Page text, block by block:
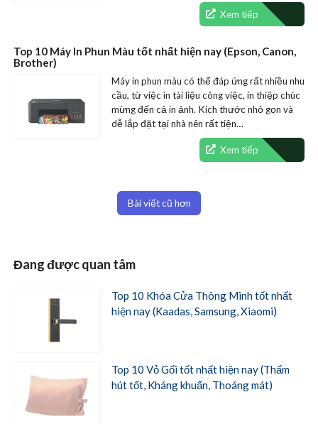
Xem tiếp
Top 10 Máy In Phun Màu tốt nhất hiện nay (Epson, Canon,
Brother)
Máy in phun màu có thể đáp ứng rất nhiều nhu
cầu, từ việc in tài liệu công việc, in thiệp chúc
mừng đến cả in ảnh. Kích thước nhỏ gọn và
dễ lắp đặt tại nhà nên rất tiện…
Xem tiếp
Điều
hướng
Bài viết cũ hơn
Đang được quan tâm
Top 10 Khóa Cửa Thông Minh tốt nhất
hiện nay (Kaadas, Samsung, Xiaomi)
Top 10 Vỏ Gối tốt nhất hiện nay (Thấm
hút tốt, Kháng khuẩn, Thoáng mát)